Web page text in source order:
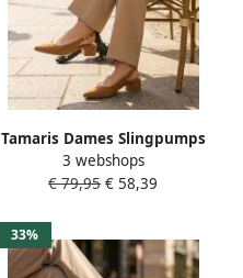
Tamaris Dames Slingpumps
1-29500-42 305 normaal
3 webshops
€ 79,95 € 58,39
33%